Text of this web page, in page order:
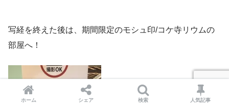
写経を終えた後は、期間限定のモシュ印/コケ寺リウムの
部屋へ！
ホーム シェア 検索 人気記事